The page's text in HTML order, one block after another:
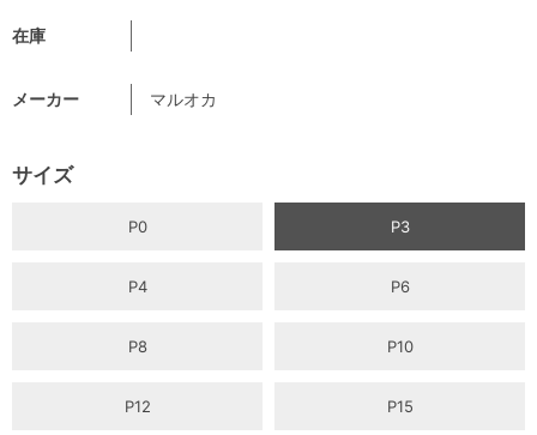
在庫
メーカー マルオカ
サイズ
P0 P3
P4 P6
P8 P10
P12 P15